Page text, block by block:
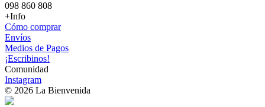
098 860 808
+Info
Cómo comprar
Envíos
Medios de Pagos
¡Escribinos!
Comunidad
Instagram
© 2026 La Bienvenida